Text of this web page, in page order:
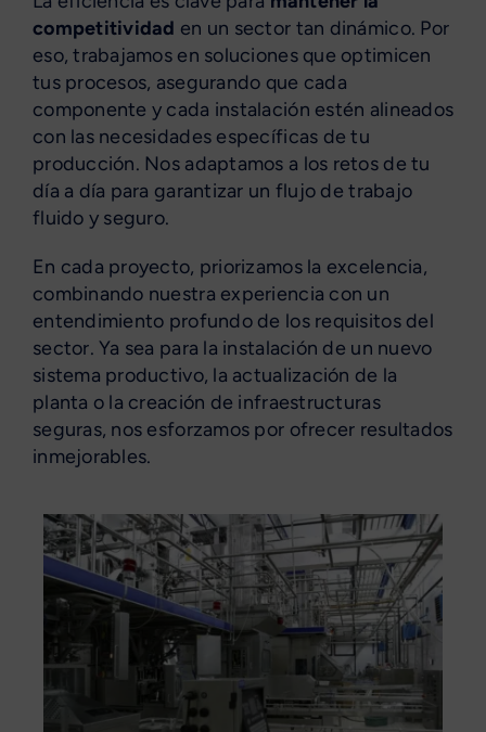
competitividad en un sector tan dinámico. Por
eso, trabajamos en soluciones que optimicen
tus procesos, asegurando que cada
componente y cada instalación estén alineados
con las necesidades específicas de tu
producción. Nos adaptamos a los retos de tu
día a día para garantizar un flujo de trabajo
fluido y seguro.
En cada proyecto, priorizamos la excelencia,
combinando nuestra experiencia con un
entendimiento profundo de los requisitos del
sector. Ya sea para la instalación de un nuevo
sistema productivo, la actualización de la
planta o la creación de infraestructuras
seguras, nos esforzamos por ofrecer resultados
inmejorables.